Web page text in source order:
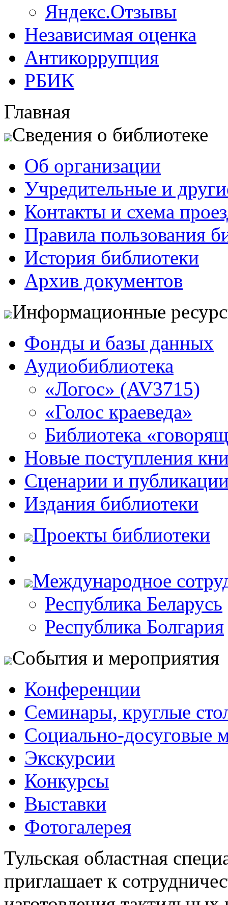
Яндекс.Отзывы
Независимая оценка
Антикоррупция
РБИК
Главная
Сведения о библиотеке
Об организации
Учредительные и
Контакты и схема
Правила пользования
История библиотеки
Архив документов
Информационные
Фонды и базы данных
Аудиобиблиотека
«Логос» (AV3715)
«Голос краеведа»
Библиотека
Новые поступления
Сценарии и
Издания библиотеки
Проекты библиотеки
Международное
Республика Беларусь
Республика Болгария
События и мероприятия
Конференции
Семинары, круглые
Социально-досуговые
Экскурсии
Конкурсы
Выставки
Фотогалерея
Тульская областная
приглашает к